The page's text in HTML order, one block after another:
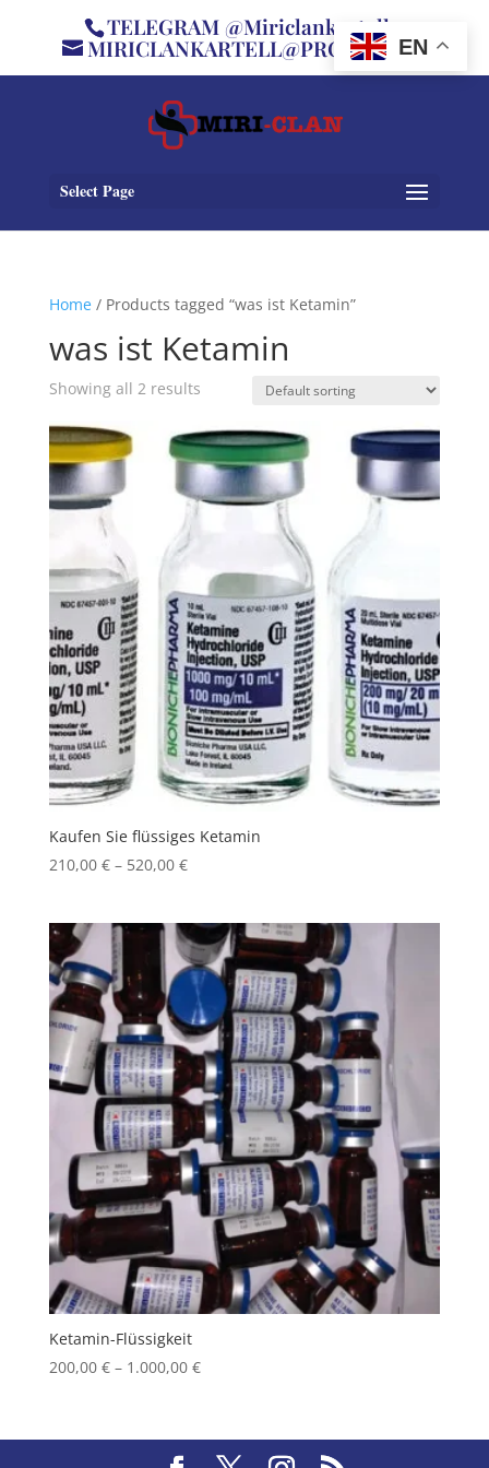
TELEGRAM @Miriclankartell
MIRICLANKARTELL@PROTON.ME
Select Page
Home/ Products tagged “was ist Ketamin”
was ist Ketamin
Showing all 2 results
Kaufen Sie flüssiges Ketamin
210,00 € – 520,00 €Price
through
520,00 €
Ketamin-Flüssigkeit
200,00 € – 1.000,00 €Price
through
EN